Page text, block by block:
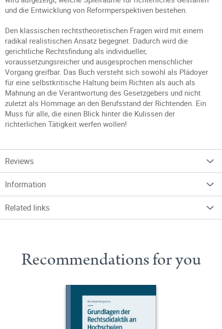
und die Entwicklung von Reformperspektiven bestehen.
Den klassischen rechtstheoretischen Fragen wird mit einem
radikal realistischen Ansatz begegnet. Dadurch wird die
gerichtliche Rechtsfindung als individueller,
voraussetzungsreicher und ausgesprochen menschlicher
Vorgang greifbar. Das Buch versteht sich sowohl als Plädoyer
für eine selbstkritische Haltung beim Richten als auch als
Mahnung an die Verantwortung des Gesetzgebers und nicht
zuletzt als Hommage an den Berufsstand der Richtenden. Ein
Muss für alle, die einen Blick hinter die Kulissen der
richterlichen Tätigkeit werfen wollen!
Reviews
Information
Related links
Recommendations for you